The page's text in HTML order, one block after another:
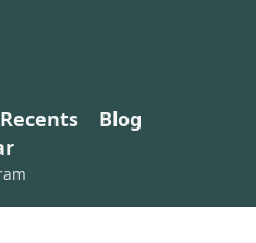
Recents
Blog